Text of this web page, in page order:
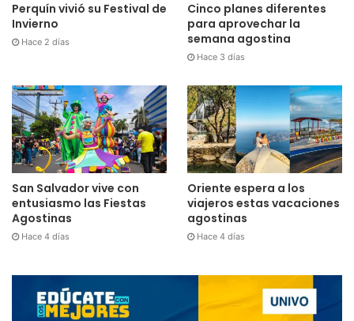
Perquín vivió su Festival de
Invierno
Hace 2 días
Cinco planes diferentes
para aprovechar la
semana agostina
Hace 3 días
San Salvador vive con
entusiasmo las Fiestas
Agostinas
Hace 4 días
Oriente espera a los
viajeros estas vacaciones
agostinas
Hace 4 días